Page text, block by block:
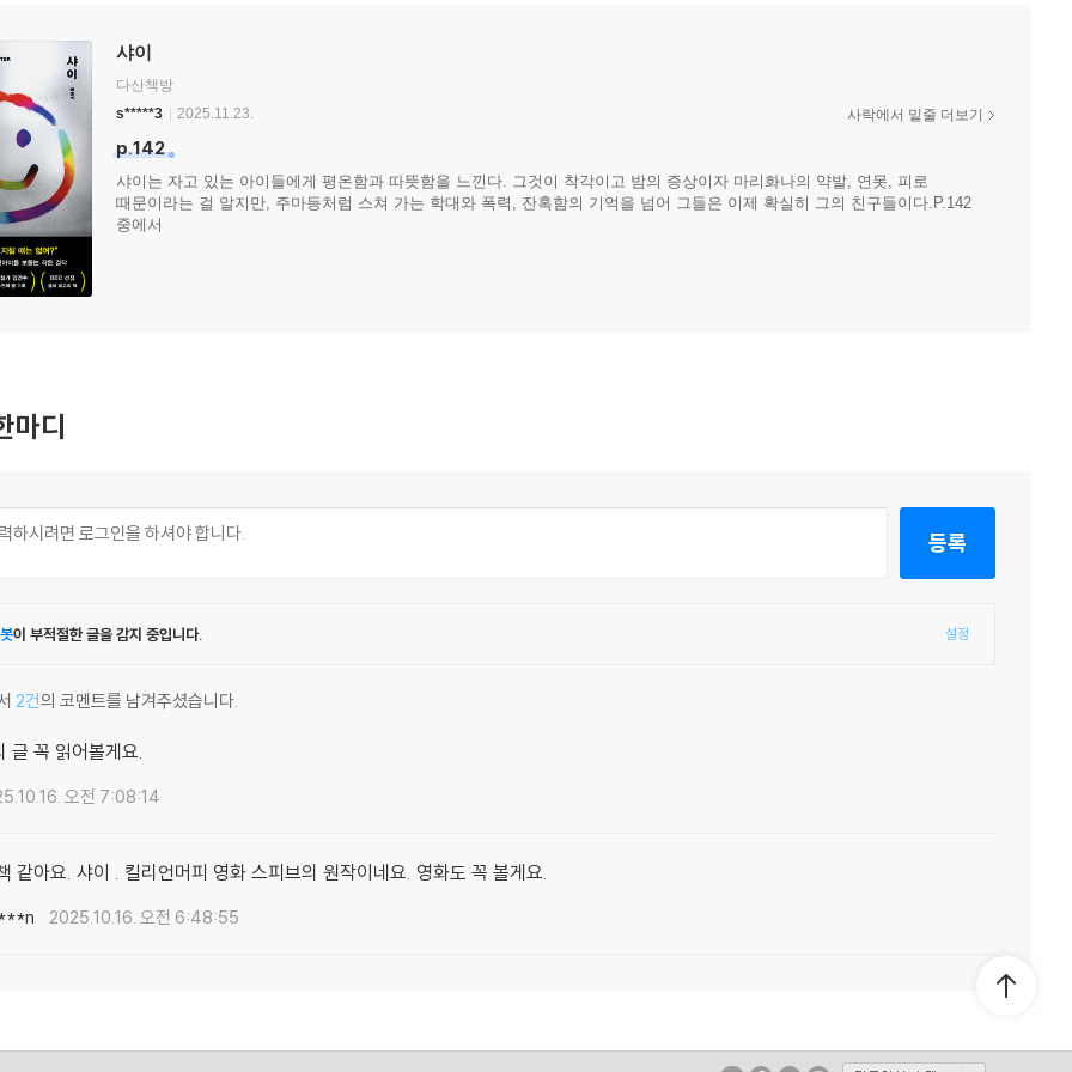
샤이
다산책방
s*****3
2025.11.23.
p.142
샤이는 자고 있는 아이들에게 평온함과 따뜻함을 느낀다. 그것이 착각이고 밤의 증상이자 마리화나의 약발, 연못, 피로
때문이라는 걸 알지만, 주마등처럼 스쳐 가는 학대와 폭력, 잔혹함의 기억을 넘어 그들은 이제 확실히 그의 친구들이다.P.142
중에서
사락에서 밑줄 더보기
마디
등록
이 부적절한 글을 감지 중입니다. 설정
2건의 코멘트를 남겨주셨습니다.
글 꼭 읽어볼게요.
오전 7:08:14
같아요. 샤이 . 킬리언머피 영화 스피브의 원작이네요. 영화도 꼭 볼게요.
2025.10.16. 오전 6:48:55